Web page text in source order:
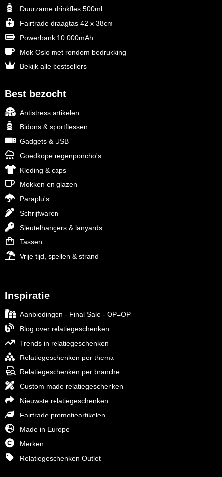
Duurzame drinkfles 500ml
Fairtrade draagtas 42 x 38cm
Powerbank 10.000mAh
Mok Oslo met rondom bedrukking
Bekijk alle bestsellers
Best bezocht
Antistress artikelen
Bidons & sportflessen
Gadgets & USB
Goedkope regenponcho's
Kleding & caps
Mokken en glazen
Paraplu's
Schrijfwaren
Sleutelhangers & lanyards
Tassen
Vrije tijd, spellen & strand
Inspiratie
Aanbiedingen - Final Sale - OP=OP
Blog over relatiegeschenken
Trends in relatiegeschenken
Relatiegeschenken per thema
Relatiegeschenken per branche
Custom made relatiegeschenken
Nieuwste relatiegeschenken
Fairtrade promotieartikelen
Made in Europe
Merken
Relatiegeschenken Outlet